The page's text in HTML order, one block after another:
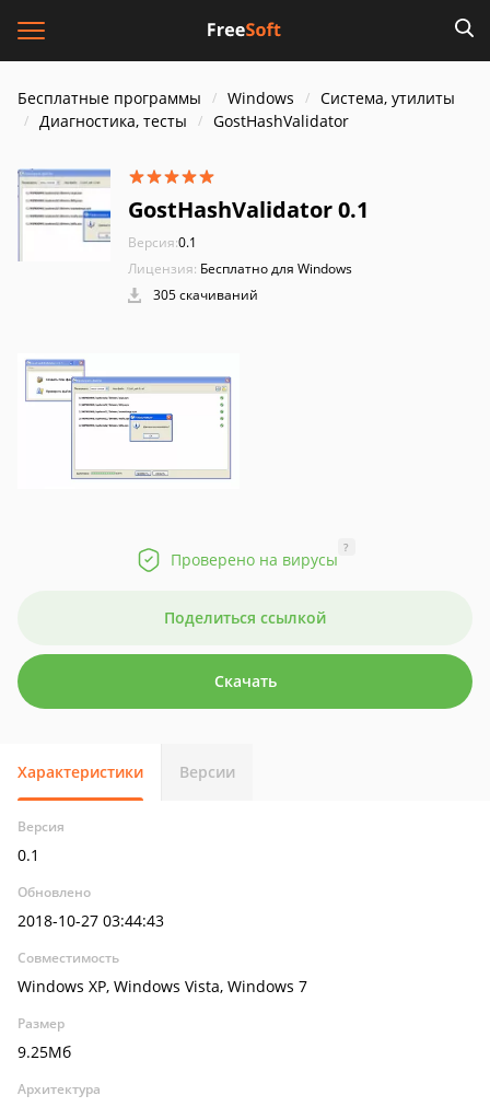
Бесплатные программы Windows
Система, утилиты
Диагностика, тесты
GostHashValidator
GostHashValidator 0.1
Версия:0.1
Лицензия: Бесплатно для Windows
305 скачиваний
Проверено на вирусы
?
Поделиться ссылкой
Скачать
Характеристики Версии
Версия
0.1
Обновлено
2018-10-27 03:44:43
Совместимость
Windows XP, Windows Vista, Windows 7
Размер
9.25Мб
Архитектура